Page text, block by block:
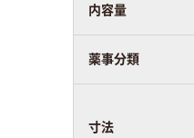
内容量
薬事分類
寸法